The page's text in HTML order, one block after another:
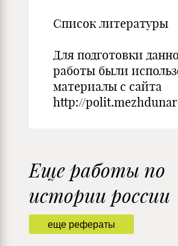
Список литературы
Для подготовки
работы были
материалы с сайта
http://
еще рефераты
Еще работы по
истории россии